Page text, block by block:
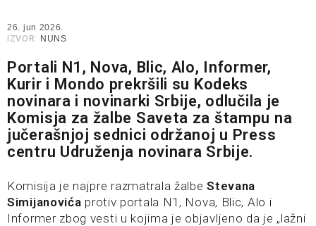
26. jun 2026.
IZVOR: NUNS
Portali N1, Nova, Blic, Alo, Informer,
Kurir i Mondo prekršili su Kodeks
novinara i novinarki Srbije, odlučila je
Komisja za žalbe Saveta za štampu na
jučerašnjoj sednici održanoj u Press
centru Udruženja novinara Srbije.
Komisija je najpre razmatrala žalbeStevana
Simijanovića protiv portala N1, Nova, Blic, Alo i
Informer zbog vesti u kojima je objavljeno da je „lažni